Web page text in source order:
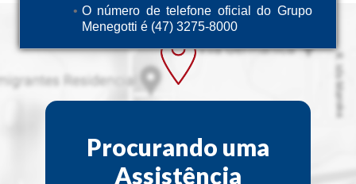
O número de telefone oficial do Grupo
Menegotti é (47) 3275-8000
Procurando uma
Assistência